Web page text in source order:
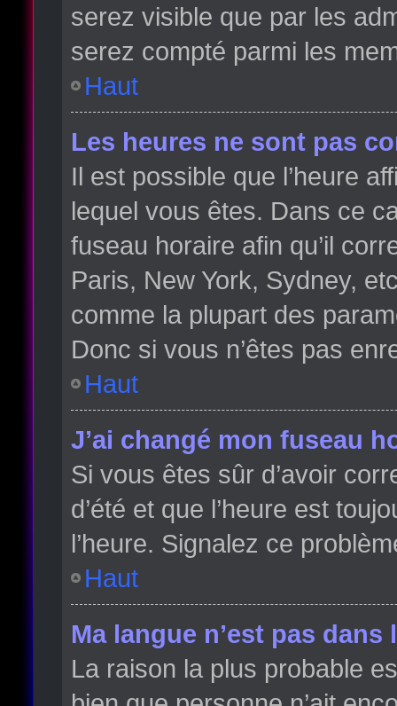
serez visible que par les
serez compté parmi les
Haut
Les heures ne sont pas
Il est possible que l’heure
lequel vous êtes. Dans ce
fuseau horaire afin qu’il
Paris, New York, Sydney,
comme la plupart des
Donc si vous n’êtes pas
Haut
J’ai changé mon fuseau
Si vous êtes sûr d’avoir
d’été et que l’heure est
l’heure. Signalez ce
Haut
Ma langue n’est pas dans
La raison la plus probable